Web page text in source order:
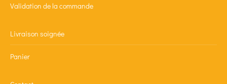
Validation de la commande
Livraison soignée
Panier